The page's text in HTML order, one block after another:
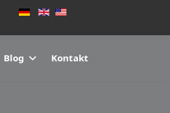
Sprache auswählen
Blog Kontakt